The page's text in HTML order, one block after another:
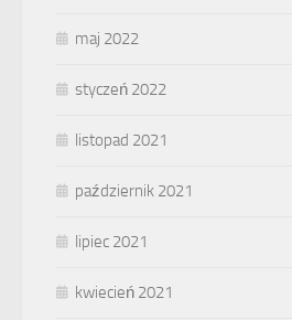
maj 2022
styczeń 2022
listopad 2021
październik 2021
lipiec 2021
kwiecień 2021